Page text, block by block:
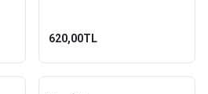
620,00TL